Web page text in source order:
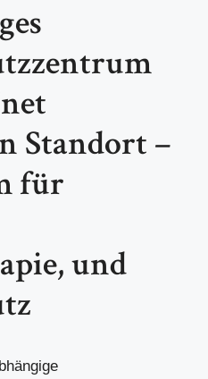
Standort –
für
und